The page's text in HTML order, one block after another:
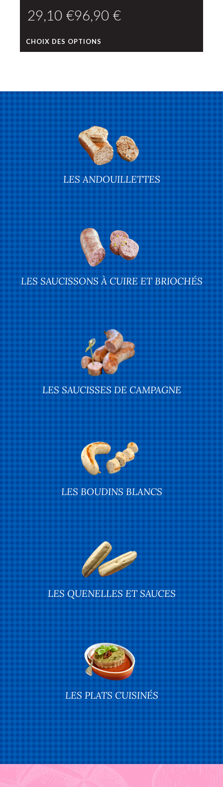
€ €
CHOIX DES OPTIONS
LES ANDOUILLETTES
LES SAUCISSONS À CUIRE ET BRIOCHÉS
LES SAUCISSES DE CAMPAGNE
LES BOUDINS BLANCS
LES QUENELLES ET SAUCES
LES PLATS CUISINÉS